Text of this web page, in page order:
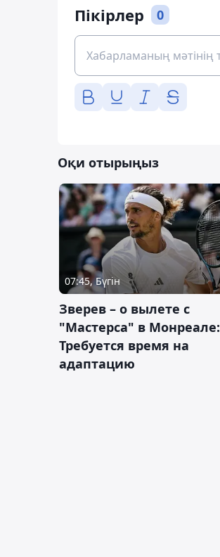
Пікірлер 0
Оқи отырыңыз
07:45, Бүгін
Зверев – о вылете с
"Мастерса" в Монреале:
Требуется время на
адаптацию